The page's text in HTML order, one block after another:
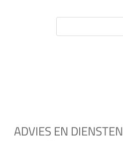
*
ADVIES EN DIENSTEN